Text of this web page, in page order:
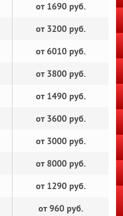
от 1690 руб.
от 3200 руб.
от 6010 руб.
от 3800 руб.
от 1490 руб.
от 3600 руб.
от 3000 руб.
от 8000 руб.
от 1290 руб.
от 960 руб.